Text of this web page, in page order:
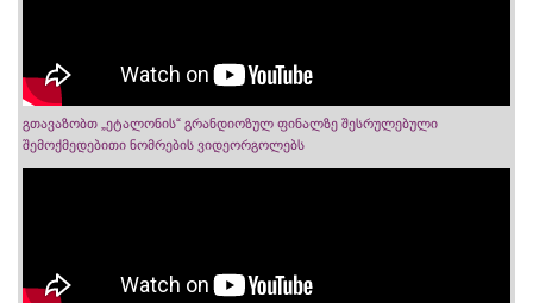
გთავაზობთ „ეტალონის“ გრანდიოზულ ფინალზე შესრულებული
შემოქმედებითი ნომრების ვიდეორგოლებს